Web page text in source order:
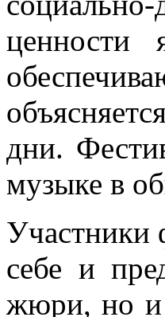
ценности
дни.
музыке в
Участники
себе и
жюри, но и